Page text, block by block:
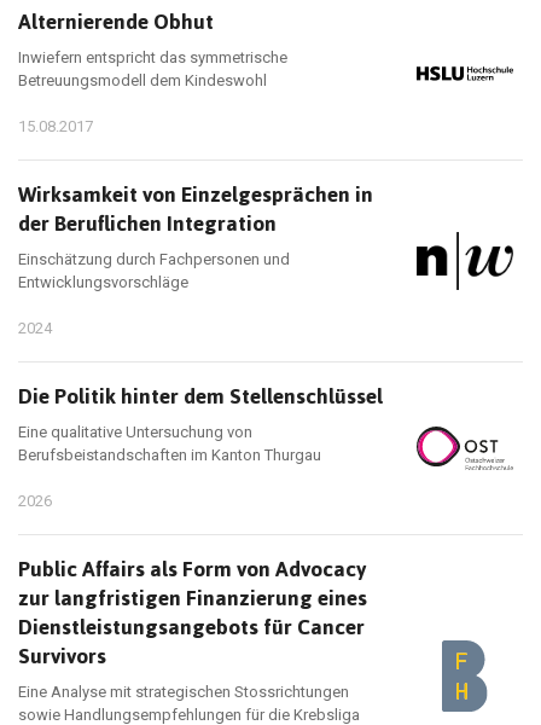
Alternierende Obhut
Inwiefern entspricht das symmetrische
Betreuungsmodell dem Kindeswohl
15.08.2017
Wirksamkeit von Einzelgesprächen in
der Beruflichen Integration
Einschätzung durch Fachpersonen und
Entwicklungsvorschläge
2024
Die Politik hinter dem Stellenschlüssel
Eine qualitative Untersuchung von
Berufsbeistandschaften im Kanton Thurgau
2026
Public Affairs als Form von Advocacy
zur langfristigen Finanzierung eines
Dienstleistungsangebots für Cancer
Survivors
Eine Analyse mit strategischen Stossrichtungen
sowie Handlungsempfehlungen für die Krebsliga